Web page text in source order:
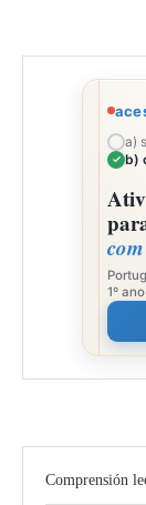
a)
b)
1º
Comprensión